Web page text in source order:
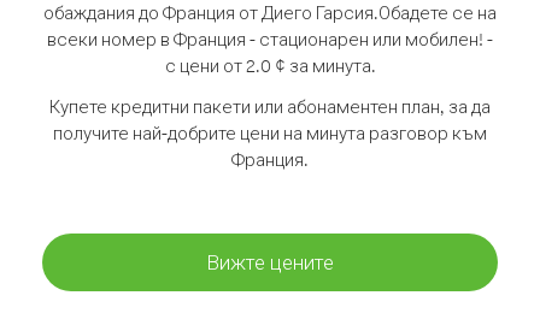
обаждания до Франция от Диего Гарсия.Обадете се на
всеки номер в Франция - стационарен или мобилен! -
с цени от 2.0 ¢ за минута.
Купете кредитни пакети или абонаментен план, за да
получите най-добрите цени на минута разговор към
Франция.
Вижте цените